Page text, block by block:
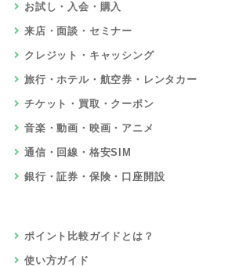
お試し・入会・購入
来店・面談・セミナー
クレジット・キャッシング
旅行・ホテル・航空券・レンタカー
チケット・買取・クーポン
音楽・動画・映画・アニメ
通信・回線・格安SIM
銀行・証券・保険・口座開設
ポイント比較ガイドとは？
使い方ガイド